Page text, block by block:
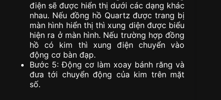
điện sẽ được hiển thị dưới các dạng khác
nhau. Nếu đồng hồ Quartz được trang bị
màn hình hiển thị thì xung diện được biểu
hiện ra ở màn hình. Nếu trường hợp đồng
hồ có kim thì xung điện chuyển vào
động cơ bàn đạp.
Bước 5: Động cơ làm xoay bánh răng và
đưa tới chuyển động của kim trên mặt
số.